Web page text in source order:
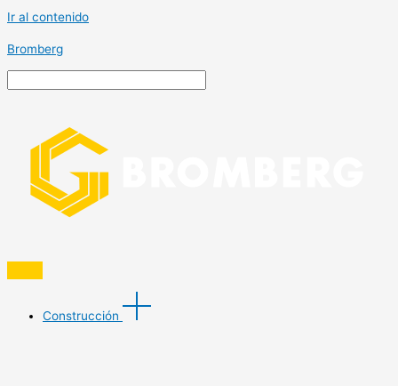
Ir al contenido
Bromberg
Construcción